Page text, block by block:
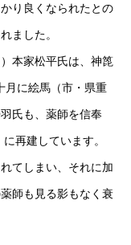
り良くなられたとの
ました。
本家松平氏は、神箆
月に絵馬（市・県重
氏も、薬師を信奉
再建しています。
てしまい、それに加
師も見る影もなく衰